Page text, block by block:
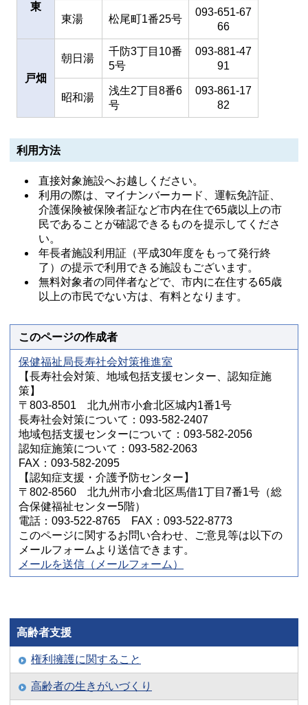
東
東湯 松尾町1番25号
093-651-67
66
戸畑
朝日湯
千防3丁目10番
5号
093-881-47
91
昭和湯
浅生2丁目8番6
号
093-861-17
82
利用方法
直接対象施設へお越しください。
利用の際は、マイナンバーカード、運転免許証、
介護保険被保険者証など市内在住で65歳以上の市
民であることが確認できるものを提示してくださ
い。
年長者施設利用証（平成30年度をもって発行終
了）の提示で利用できる施設もございます。
無料対象者の同伴者などで、市内に在住する65歳
以上の市民でない方は、有料となります。
このページの作成者
保健福祉局長寿社会対策推進室
【長寿社会対策、地域包括支援センター、認知症施
策】
〒803-8501 北九州市小倉北区城内1番1号
長寿社会対策について：093-582-2407
地域包括支援センターについて：093-582-2056
認知症施策について：093-582-2063
FAX：093-582-2095
【認知症支援・介護予防センター】
〒802-8560 北九州市小倉北区馬借1丁目7番1号（総
合保健福祉センター5階）
電話：093-522-8765 FAX：093-522-8773
このページに関するお問い合わせ、ご意見等は以下の
メールフォームより送信できます。
メールを送信（メールフォーム）
高齢者支援
権利擁護に関すること
高齢者の生きがいづくり